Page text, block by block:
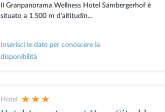
Il Granpanorama Wellness Hotel Sambergerhof è
situato a 1.500 m d’altitudin...
Inserisci le date per conoscere la
disponibilità
Hotel